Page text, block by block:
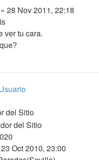
» 28 Nov 2011, 22:18
ver tu cara.
del Sitio
23 Oct 2010, 23:00